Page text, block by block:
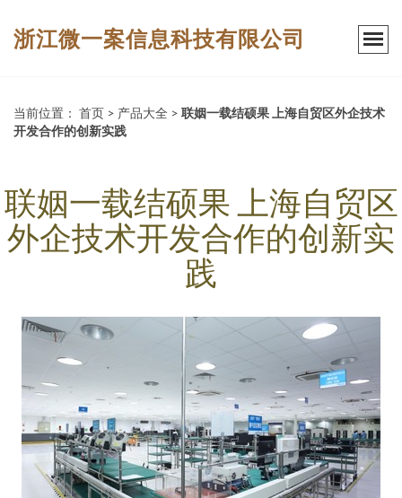
浙江微一案信息科技有限公司
当前位置： 首页 > 产品大全 > 联姻一载结硕果 上海自贸区外企技术
开发合作的创新实践
联姻一载结硕果 上海自贸区
外企技术开发合作的创新实
践